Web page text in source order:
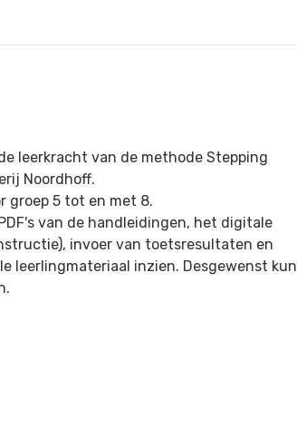
leerkracht van de methode Stepping
Noordhoff.
groep 5 tot en met 8.
van de handleidingen, het digitale
invoer van toetsresultaten en
leerlingmateriaal inzien. Desgewenst kun